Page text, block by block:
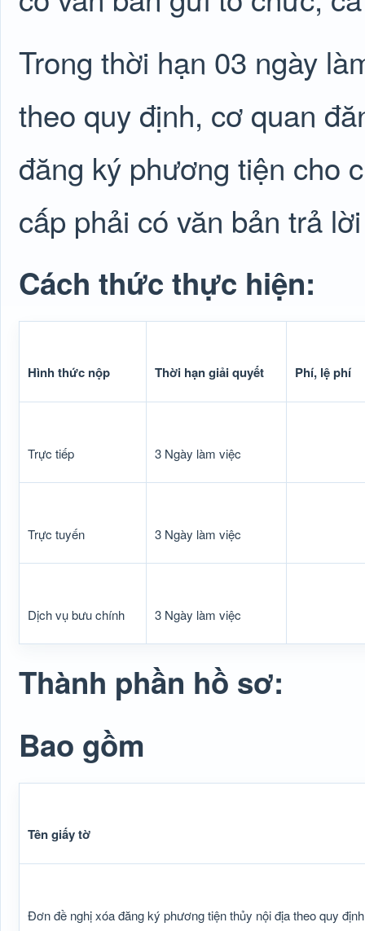
Trong thời hạn 03 ngày
theo quy định, cơ quan
đăng ký phương tiện cho
cấp phải có văn bản trả
Cách thức thực hiện:
Hình thức nộp Thời hạn giải quyết Phí, lệ phí
Trực tiếp 3 Ngày làm việc
Trực tuyến 3 Ngày làm việc
Dịch vụ bưu chính 3 Ngày làm việc
Thành phần hồ sơ:
Bao gồm
Tên giấy tờ
Đơn đề nghị xóa đăng ký phương tiện thủy nội địa theo quy định